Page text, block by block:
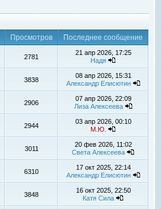
Просмотров
Последнее сообщение
2781
21 апр 2026, 17:25
Надя
3838
08 апр 2026, 15:31
Александр Елисютин
2906
07 апр 2026, 22:09
Лиза Алексеева
2944
03 апр 2026, 00:10
М.Ю.
3011
20 фев 2026, 11:02
Света Алексеева
6310
17 окт 2025, 22:14
Александр Елисютин
3848
16 окт 2025, 22:50
Катя Сила